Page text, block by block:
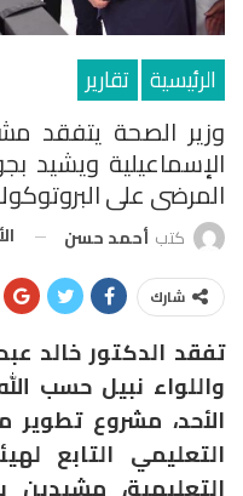
الرئيسية تقارير
وزير الصحة يتفقد
الإسماعيلية ويشيد
المرضى على
كتب أحمد حسن الأحد
شارك
تفقد الدكتور خالد
واللواء نبيل حسب
الأحد، مشروع تطوير
التعليمي التابع